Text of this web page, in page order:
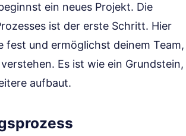
ein neues Projekt. Die
ist der erste Schritt. Hier
fest und ermöglichst deinem Team,
Es ist wie ein Grundstein,
aufbaut.